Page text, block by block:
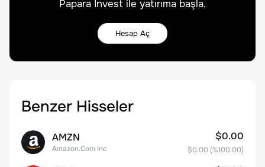
Papara Invest ile yatırıma başla.
Hesap Aç
Benzer Hisseler
AMZN
Amazon.Com Inc
$0.00
$0.00 (%100.00)